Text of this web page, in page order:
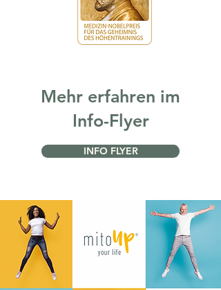
Mehr erfahren im
Info-Flyer
INFO FLYER